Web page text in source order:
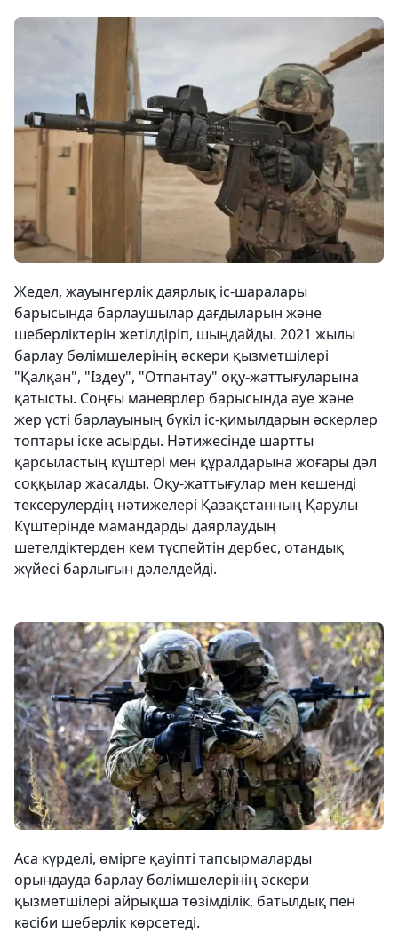
Жедел, жауынгерлік даярлық іс-шаралары
барысында барлаушылар дағдыларын және
шеберліктерін жетілдіріп, шыңдайды. 2021 жылы
барлау бөлімшелерінің әскери қызметшілері
"Қалқан", "Іздеу", "Отпантау" оқу-жаттығуларына
қатысты. Соңғы маневрлер барысында әуе және
жер үсті барлауының бүкіл іс-қимылдарын әскерлер
топтары іске асырды. Нәтижесінде шартты
қарсыластың күштері мен құралдарына жоғары дәл
соққылар жасалды. Оқу-жаттығулар мен кешенді
тексерулердің нәтижелері Қазақстанның Қарулы
Күштерінде мамандарды даярлаудың
шетелдіктерден кем түспейтін дербес, отандық
жүйесі барлығын дәлелдейді.
Аса күрделі, өмірге қауіпті тапсырмаларды
орындауда барлау бөлімшелерінің әскери
қызметшілері айрықша төзімділік, батылдық пен
кәсіби шеберлік көрсетеді.